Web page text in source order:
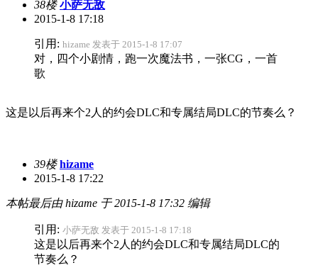
38楼 小萨无敌
2015-1-8 17:18
引用: hizame 发表于 2015-1-8 17:07
对，四个小剧情，跑一次魔法书，一张CG，一首
歌
这是以后再来个2人的约会DLC和专属结局DLC的节奏么？
39楼 hizame
2015-1-8 17:22
本帖最后由 hizame 于 2015-1-8 17:32 编辑
引用: 小萨无敌 发表于 2015-1-8 17:18
这是以后再来个2人的约会DLC和专属结局DLC的
节奏么？